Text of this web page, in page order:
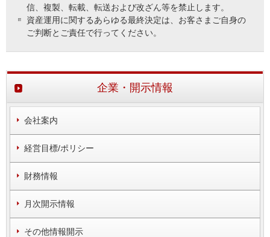
信、複製、転載、転送および改ざん等を禁止します。
資産運用に関するあらゆる最終決定は、お客さまご自身の
ご判断とご責任で行ってください。
企業・開示情報
会社案内
経営目標/ポリシー
財務情報
月次開示情報
その他情報開示